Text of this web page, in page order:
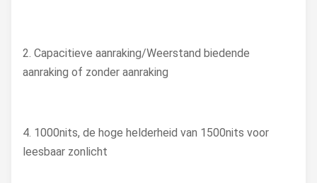
2. Capacitieve aanraking/Weerstand biedende
aanraking of zonder aanraking
4. 1000nits, de hoge helderheid van 1500nits voor
leesbaar zonlicht